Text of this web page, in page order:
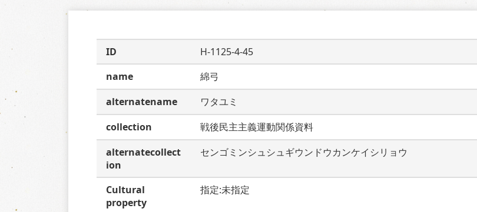
ID
H-1125-4-45
name
綿弓
alternatename
ワタユミ
collection
戦後民主主義運動関係資料
alternatecollect
ion
センゴミンシュシュギウンドウカンケイシリョウ
Cultural
property
指定:未指定